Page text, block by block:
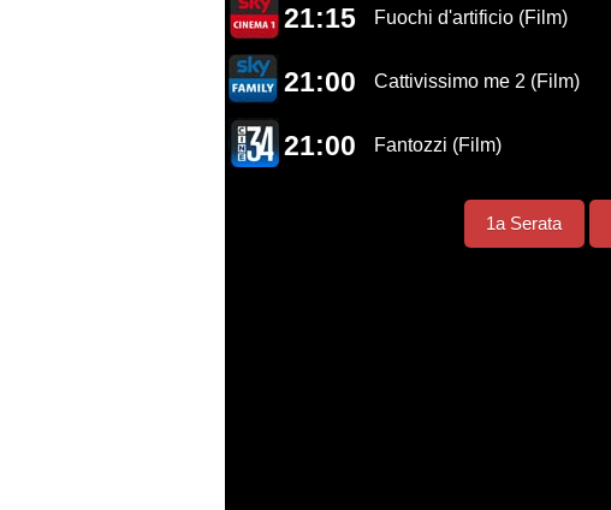
21:15 Fuochi d'artificio (Film)
21:00 Cattivissimo me 2 (Film)
21:00 Fantozzi (Film)
1a Serata